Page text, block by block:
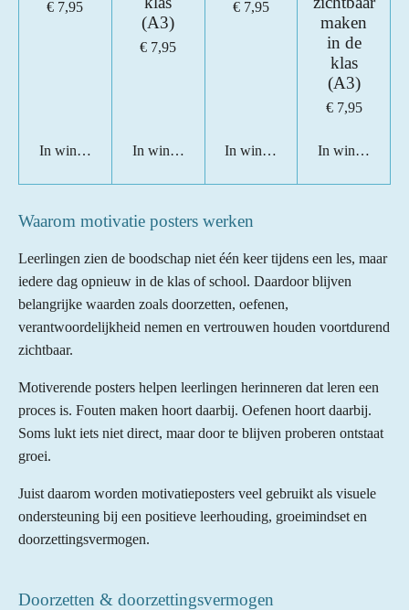
€ 7,95
In winkelwagen
(A3)
€ 7,95
In winkelwagen
€ 7,95
In winkelwagen
maken
in de
klas
(A3)
€ 7,95
In
Waarom motivatie posters werken
Leerlingen zien de boodschap niet één keer tijdens een les, maar
iedere dag opnieuw in de klas of school. Daardoor blijven
belangrijke waarden zoals doorzetten, oefenen,
verantwoordelijkheid nemen en vertrouwen houden voortdurend
zichtbaar.
Motiverende posters helpen leerlingen herinneren dat leren een
proces is. Fouten maken hoort daarbij. Oefenen hoort daarbij.
Soms lukt iets niet direct, maar door te blijven proberen ontstaat
groei.
Juist daarom worden motivatieposters veel gebruikt als visuele
ondersteuning bij een positieve leerhouding, groeimindset en
doorzettingsvermogen.
Doorzetten & doorzettingsvermogen